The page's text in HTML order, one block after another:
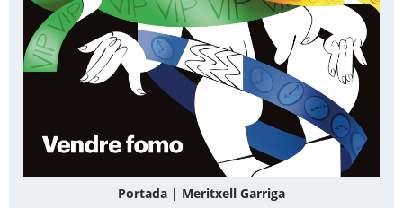
Portada | Meritxell Garriga